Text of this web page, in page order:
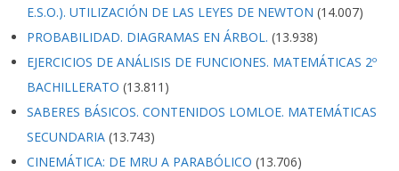
E.S.O.). UTILIZACIÓN DE LAS LEYES DE NEWTON (14.007)
PROBABILIDAD. DIAGRAMAS EN ÁRBOL. (13.938)
EJERCICIOS DE ANÁLISIS DE FUNCIONES. MATEMÁTICAS 2º
BACHILLERATO (13.811)
SABERES BÁSICOS. CONTENIDOS LOMLOE. MATEMÁTICAS
SECUNDARIA (13.743)
CINEMÁTICA: DE MRU A PARABÓLICO (13.706)